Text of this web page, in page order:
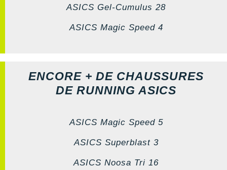
ASICS Gel-Cumulus 28
ASICS Magic Speed 4
ENCORE + DE CHAUSSURES
DE RUNNING ASICS
ASICS Magic Speed 5
ASICS Superblast 3
ASICS Noosa Tri 16